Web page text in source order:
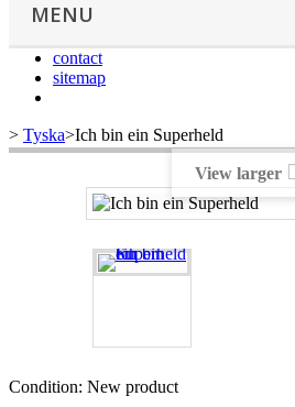
MENU
contact
sitemap
> Tyska>Ich bin ein Superheld
View larger
Condition: New product